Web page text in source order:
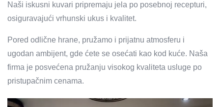
Naši iskusni kuvari pripremaju jela po posebnoj recepturi,
osiguravajući vrhunski ukus i kvalitet.
Pored odlične hrane, pružamo i prijatnu atmosferu i
ugodan ambijent, gde ćete se osećati kao kod kuće. Naša
firma je posvećena pružanju visokog kvaliteta usluge po
pristupačnim cenama.